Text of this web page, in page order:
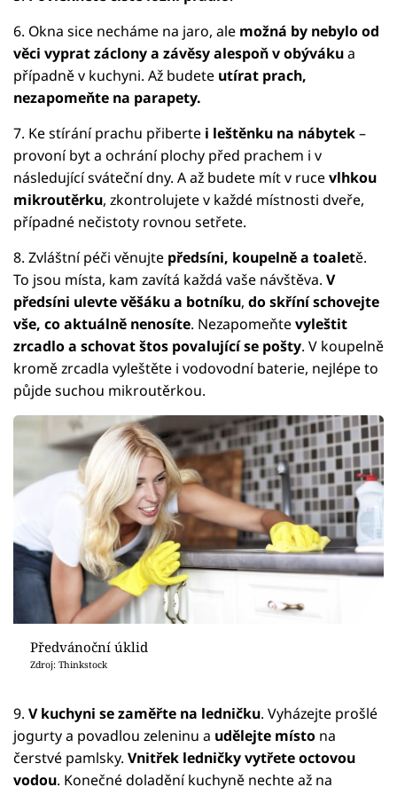
6. Okna sice necháme na jaro, ale možná by nebylo od
věci vyprat záclony a závěsy alespoň v obývákua
případně v kuchyni. Až budete utírat prach,
nezapomeňte na parapety.
7. Ke stírání prachu přiberte i leštěnku na nábytek–
provoní byt a ochrání plochy před prachem i v
následující sváteční dny. A až budete mít v rucevlhkou
mikroutěrku, zkontrolujete v každé místnosti dveře,
případné nečistoty rovnou setřete.
8. Zvláštní péči věnujte předsíni, koupelně a toaletě.
To jsou místa, kam zavítá každá vaše návštěva. V
předsíni ulevte věšáku a botníku, do skříní schovejte
vše, co aktuálně nenosíte. Nezapomeňtevyleštit
zrcadlo a schovat štos povalující se pošty. V koupelně
kromě zrcadla vyleštěte i vodovodní baterie, nejlépe to
půjde suchou mikroutěrkou.
Předvánoční úklid
Zdroj: Thinkstock
9. V kuchyni se zaměřte na ledničku. Vyházejte prošlé
jogurty a povadlou zeleninu a udělejte místo na
čerstvé pamlsky. Vnitřek ledničky vytřete octovou
vodou. Konečné doladění kuchyně nechte až na